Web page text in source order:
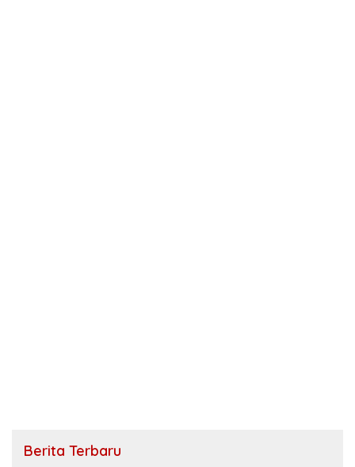
Berita Terbaru